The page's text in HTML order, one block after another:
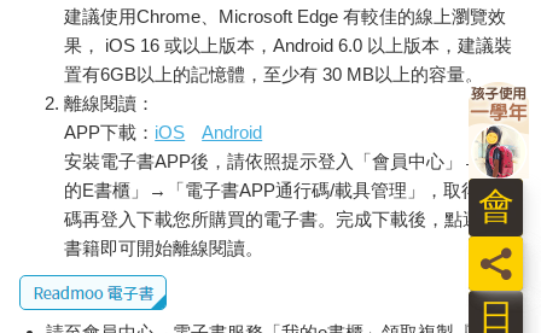
建議使用Chrome、Microsoft Edge 有較佳的線上瀏覽效
果， iOS 16 或以上版本，Android 6.0 以上版本，建議裝
置有6GB以上的記憶體，至少有 30 MB以上的容量。
離線閱讀：
APP下載： iOS
Android
安裝電子書APP後，請依照提示登入「會員中心」→「我
的E書櫃」→「電子書APP通行碼/載具管理」，取得通行
碼再登入下載您所購買的電子書。完成下載後，點選任一
書籍即可開始離線閱讀。
日
員
會